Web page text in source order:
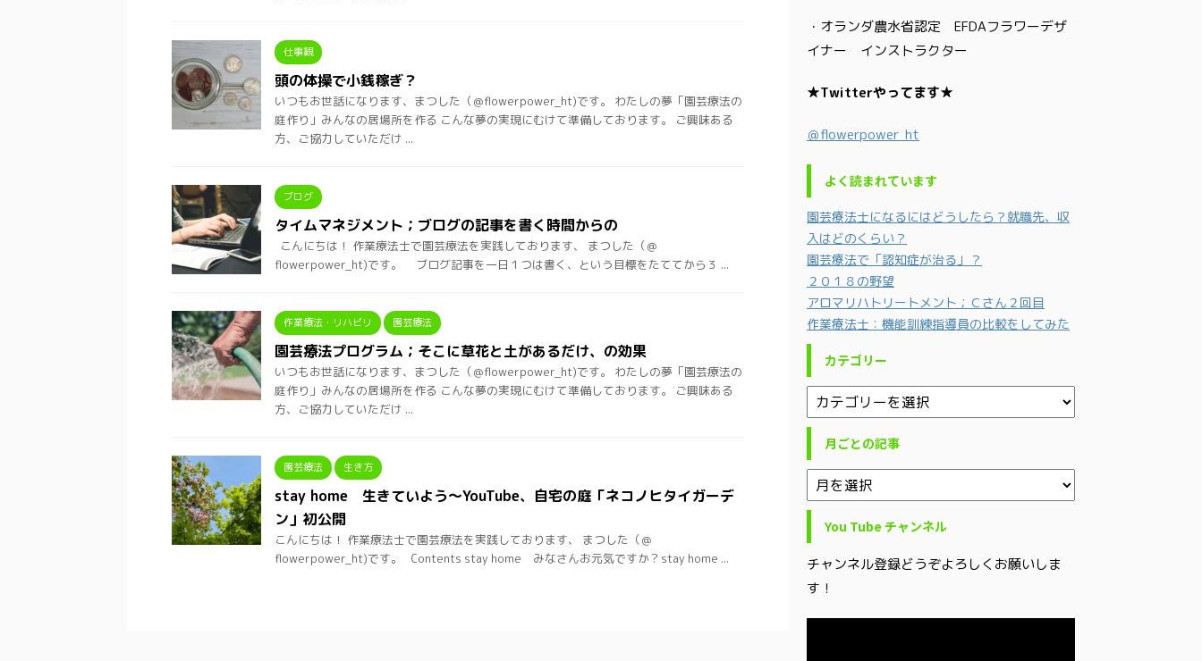
仕事観
頭の体操で小銭稼ぎ？
いつもお世話になります、まつした（＠flowerpower_ht)です。 わたしの夢「園芸療法の
庭作り」みんなの居場所を作る こんな夢の実現にむけて準備しております。 ご興味ある
方、ご協力していただけ ...
ブログ
タイムマネジメント；ブログの記事を書く時間からの
こんにちは！ 作業療法士で園芸療法を実践しております、 まつした（＠
flowerpower_ht)です。 ブログ記事を一日１つは書く、という目標をたててから３ ...
作業療法・リハビリ 園芸療法
園芸療法プログラム；そこに草花と土があるだけ、の効果
いつもお世話になります、まつした（＠flowerpower_ht)です。 わたしの夢「園芸療法の
庭作り」みんなの居場所を作る こんな夢の実現にむけて準備しております。 ご興味ある
方、ご協力していただけ ...
園芸療法 生き方
stay home 生きていよう〜YouTube、自宅の庭「ネコノヒタイガーデ
ン」初公開
こんにちは！ 作業療法士で園芸療法を実践しております、 まつした（＠
flowerpower_ht)です。 Contents stay home みなさんお元気ですか？stay home ...
・オランダ農水省認定 EFDAフラワーデザ
イナー インストラクター
★Twitterやってます★
＠flowerpower_ht
よく読まれています
園芸療法士になるにはどうしたら？就職先、収
入はどのくらい？
園芸療法で「認知症が治る」？
２０１８の野望
アロマリハトリートメント；Ｃさん２回目
作業療法士：機能訓練指導員の比較をしてみた
カテゴリー
月ごとの記事
You Tube チャンネル
チャンネル登録どうぞよろしくお願いしま
す！